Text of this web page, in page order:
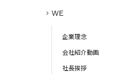
WE
企業理念
会社紹介動画
社長挨拶